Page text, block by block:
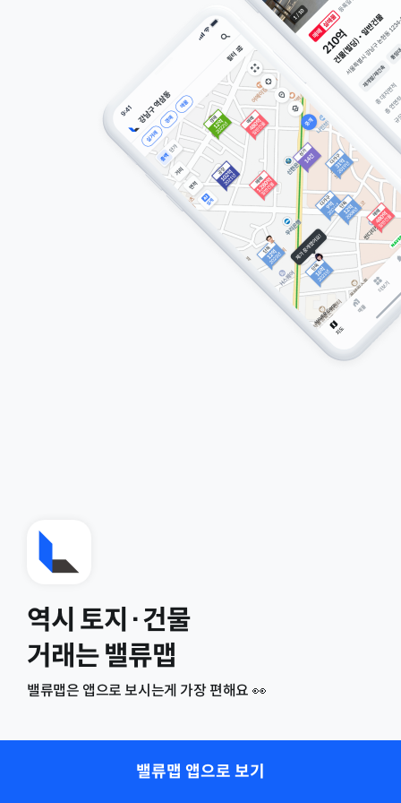
역시 토지·건물
거래는 밸류맵
밸류맵은 앱으로 보시는게 가장 편해요 👀
밸류맵 앱으로 보기